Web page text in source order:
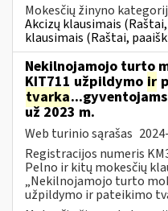
Mokesčių žinyno
Akcizų klausimais
klausimais (Raštai,
Nekilnojamojo turto
KIT711 užpildymo ir
tvarka...gyventojams
už 2023 m.
Web turinio sąrašas
Registracijos numeris
Pelno ir kitų mokesčių
„Nekilnojamojo turto
užpildymo ir pateikimo